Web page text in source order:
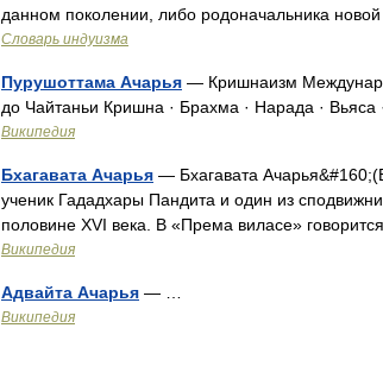
данном поколении, либо родоначальника
Словарь индуизма
Пурушоттама Ачарья — Кришнаизм
до Чайтаньи Кришна · Брахма · Нарада · Вьяса
Википедия
Бхагавата Ачарья — Бхагавата
ученик Гададхары Пандита и один из
половине XVI века. В «Према виласе»
Википедия
Адвайта Ачарья — …
Википедия